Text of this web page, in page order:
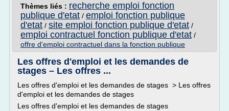
Thèmes liés : recherche emploi fonction
publique d'etat / emploi fonction publique
d'etat / site emploi fonction publique d'etat /
emploi contractuel fonction publique d'etat /
offre d'emploi contractuel dans la fonction publique
Les offres d'emploi et les demandes de
stages – Les offres ...
Les offres d'emploi et les demandes de stages > Les offres
d'emploi et les demandes de stages
Les offres d'emploi et les demandes de stages